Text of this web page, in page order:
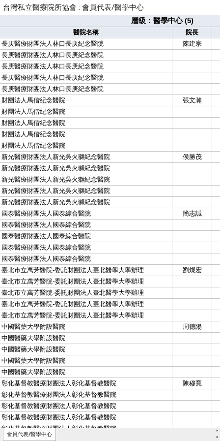
台灣私立醫療院所協會 : 會員代表/醫學中心
會員代表/醫學中心
>
<